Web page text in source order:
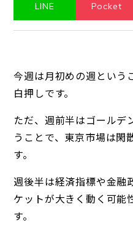
LINE Pocket
今週は月初めの週という
白押しです。
ただ、週前半はゴールデ
うことで、東京市場は閑
す。
週後半は経済指標や金融
ケットが大きく動く可能
す。